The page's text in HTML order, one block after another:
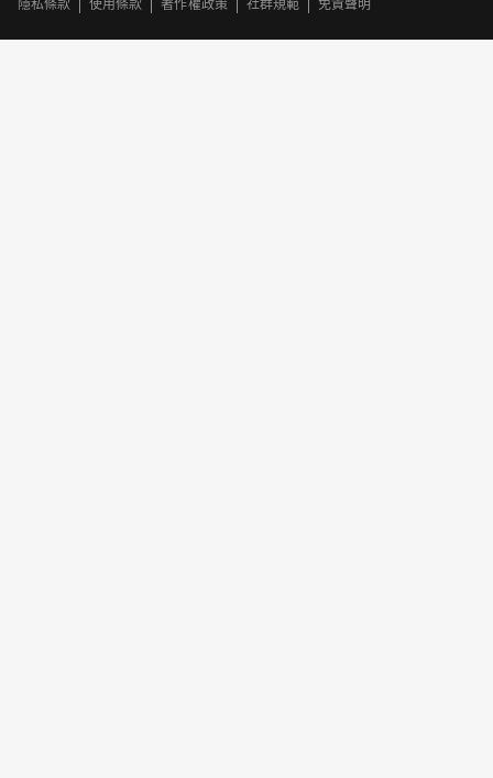
隱私條款
使用條款 著作權政策 社群規範 免責聲明